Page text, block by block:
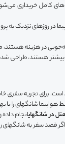
کامل خریداری
در روزهای نزدیک به
در هزینه
هستند، طراحی
برای تجربه سفری
هواپیما شانگهای
در شانگهایانجام
قصد سفر به شانگهای